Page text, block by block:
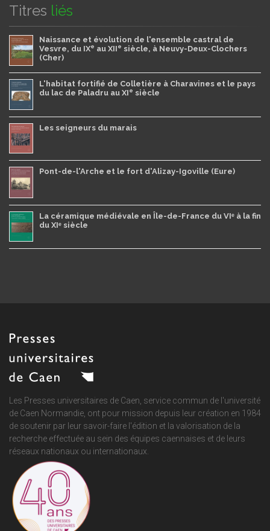
Titres liés
Naissance et évolution de l'ensemble castral de
Vesvre, du IXe au XIIe siècle, à Neuvy-Deux-Clochers
(Cher)
L'habitat fortifié de Colletière à Charavines et le pays
du lac de Paladru au XIe siècle
Les seigneurs du marais
Pont-de-l'Arche et le fort d'Alizay-Igoville (Eure)
La céramique médiévale en Île-de-France du VIᵉ à la fin
du XIᵉ siècle
Les Presses universitaires de Caen, service commun de l'université
de Caen Normandie , ont pour mission depuis leur création en 1984
de soutenir par leur savoir-faire l'édition et la valorisation de la
recherche effectuée au sein des équipes caennaises et de leurs
réseaux nationaux ou internationaux.